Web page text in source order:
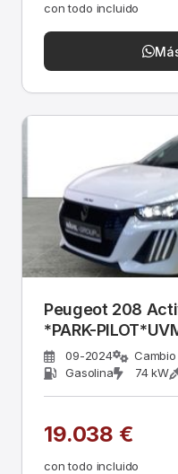
con todo incluido
Peugeot 208
*PARK-
09-2024
Gasolina
74 kW
19.038 €
con todo incluido